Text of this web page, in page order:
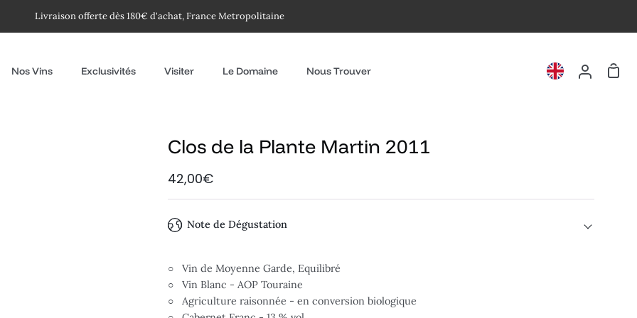
Livraison offerte dès 180€ d'achat, France Metropolitaine
Nos Vins Exclusivités Visiter Le Domaine Nous Trouver
Mon
Clos de la Plante Martin 2011
42,00€
Note de Dégustation
○ Vin de Moyenne Garde, Equilibré
○ Vin Blanc - AOP Touraine
○ Agriculture raisonnée - en conversion biologique